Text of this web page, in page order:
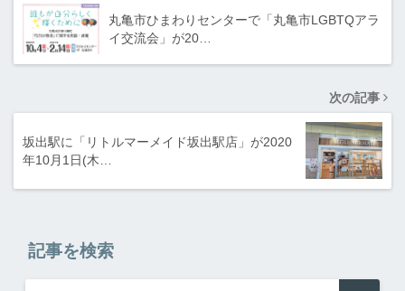
丸亀市ひまわりセンターで「丸亀市LGBTQアラ
イ交流会」が20…
次の記事
坂出駅に「リトルマーメイド坂出駅店」が2020
年10月1日(木…
記事を検索